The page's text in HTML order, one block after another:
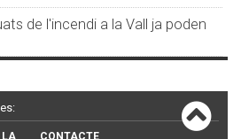
de l'incendi a la Vall ja poden
LA CONTACTE